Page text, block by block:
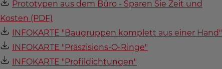
Prototypen aus dem Büro - Sparen Sie Zeit und
Kosten (PDF)
INFOKARTE "Baugruppen komplett aus einer Hand"
INFOKARTE "Präszisions-O-Ringe"
INFOKARTE "Profildichtungen"